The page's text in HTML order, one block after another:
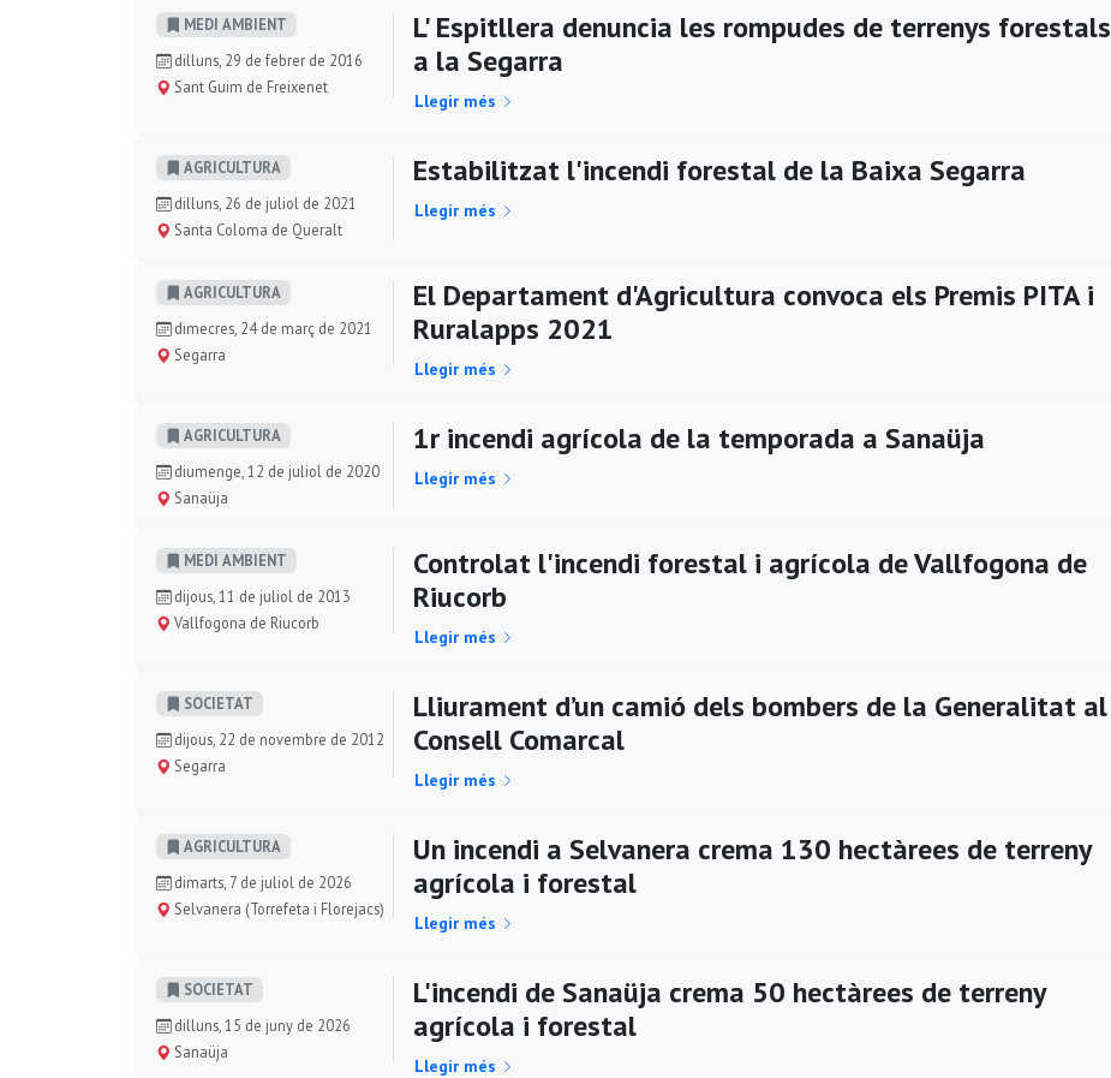
MEDI AMBIENT
dilluns, 29 de febrer de 2016
Sant Guim de Freixenet
L' Espitllera denuncia les rompudes de terrenys forestals
a la Segarra
Llegir més
AGRICULTURA
dilluns, 26 de juliol de 2021
Santa Coloma de Queralt
Estabilitzat l'incendi forestal de la Baixa Segarra
Llegir més
AGRICULTURA
dimecres, 24 de març de 2021
Segarra
El Departament d'Agricultura convoca els Premis PITA i
Ruralapps 2021
Llegir més
AGRICULTURA
diumenge, 12 de juliol de 2020
Sanaüja
1r incendi agrícola de la temporada a Sanaüja
Llegir més
MEDI AMBIENT
dijous, 11 de juliol de 2013
Vallfogona de Riucorb
Controlat l'incendi forestal i agrícola de Vallfogona de
Riucorb
Llegir més
SOCIETAT
dijous, 22 de novembre de 2012
Segarra
Lliurament d’un camió dels bombers de la Generalitat al
Consell Comarcal
Llegir més
AGRICULTURA
dimarts, 7 de juliol de 2026
Selvanera (Torrefeta i Florejacs)
Un incendi a Selvanera crema 130 hectàrees de terreny
agrícola i forestal
Llegir més
SOCIETAT
dilluns, 15 de juny de 2026
Sanaüja
L'incendi de Sanaüja crema 50 hectàrees de terreny
agrícola i forestal
Llegir més